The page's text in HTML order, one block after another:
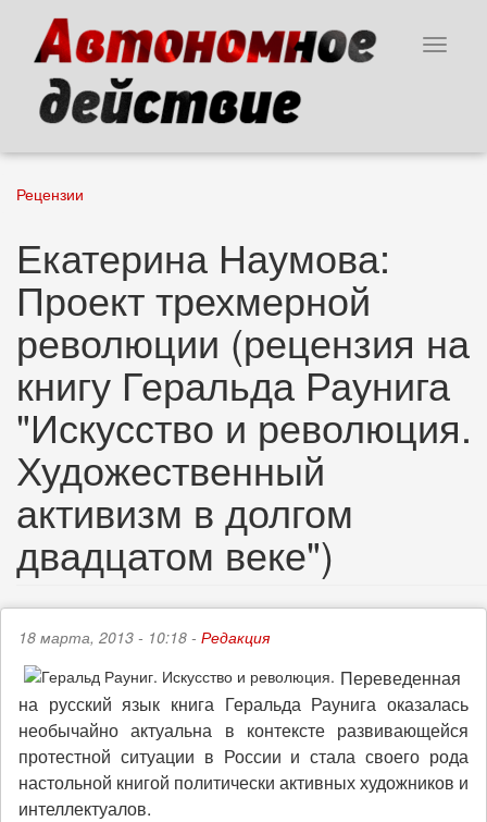
основному
содержанию
Toggle
Рецензии
Екатерина Наумова:
Проект трехмерной
революции (рецензия на
книгу Геральда Раунига
"Искусство и революция.
Художественный
активизм в долгом
двадцатом веке")
18 марта, 2013 - 10:18 - Редакция
Переведенная
на русский язык книга Геральда Раунига оказалась
необычайно актуальна в контексте развивающейся
протестной ситуации в России и стала своего рода
настольной книгой политически активных художников и
интеллектуалов.